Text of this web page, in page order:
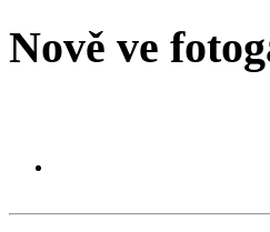
Nově ve